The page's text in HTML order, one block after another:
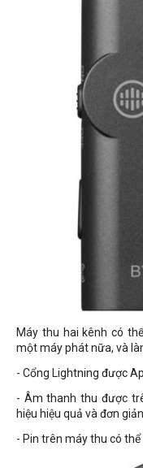
Máy thu hai kênh có
một máy phát nữa, và
- Cổng Lightning được
- Âm thanh thu được
hiệu hiệu quả và đơn giản.
- Pin trên máy thu có thể